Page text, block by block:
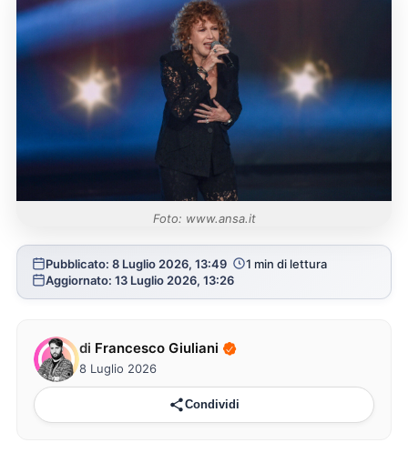
Foto: www.ansa.it
Pubblicato: 8 Luglio 2026, 13:49
1 min di lettura
Aggiornato: 13 Luglio 2026, 13:26
di Francesco Giuliani
8 Luglio 2026
Condividi